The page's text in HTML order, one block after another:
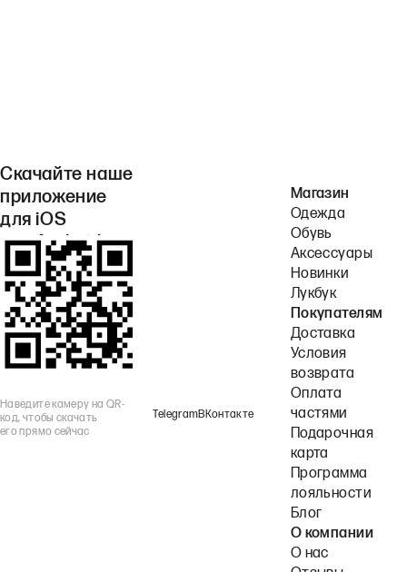
Скачайте наше
приложение
для iOS
или Android.
Наведите камеру на QR-
код, чтобы скачать
его прямо сейчас
TelegramВКонтакте
Магазин
Одежда
Обувь
Аксессуары
Новинки
Лукбук
Покупателям
Доставка
Условия
возврата
Оплата
частями
Подарочная
карта
Программа
лояльности
Блог
О компании
О нас